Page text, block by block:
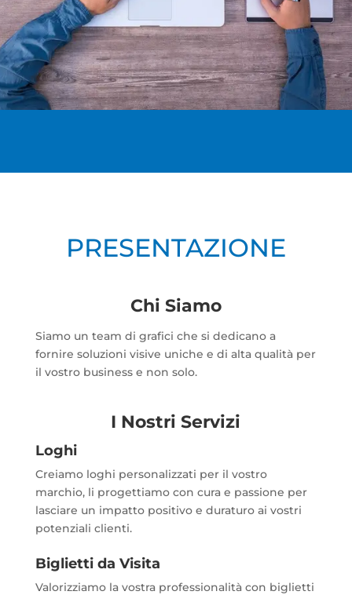
PRESENTAZIONE
Chi Siamo
Siamo un team di grafici che si dedicano a
fornire soluzioni visive uniche e di alta qualità per
il vostro business e non solo.
I Nostri Servizi
Loghi
Creiamo loghi personalizzati per il vostro
marchio, li progettiamo con cura e passione per
lasciare un impatto positivo e duraturo ai vostri
potenziali clienti.
Biglietti da Visita
Valorizziamo la vostra professionalità con biglietti